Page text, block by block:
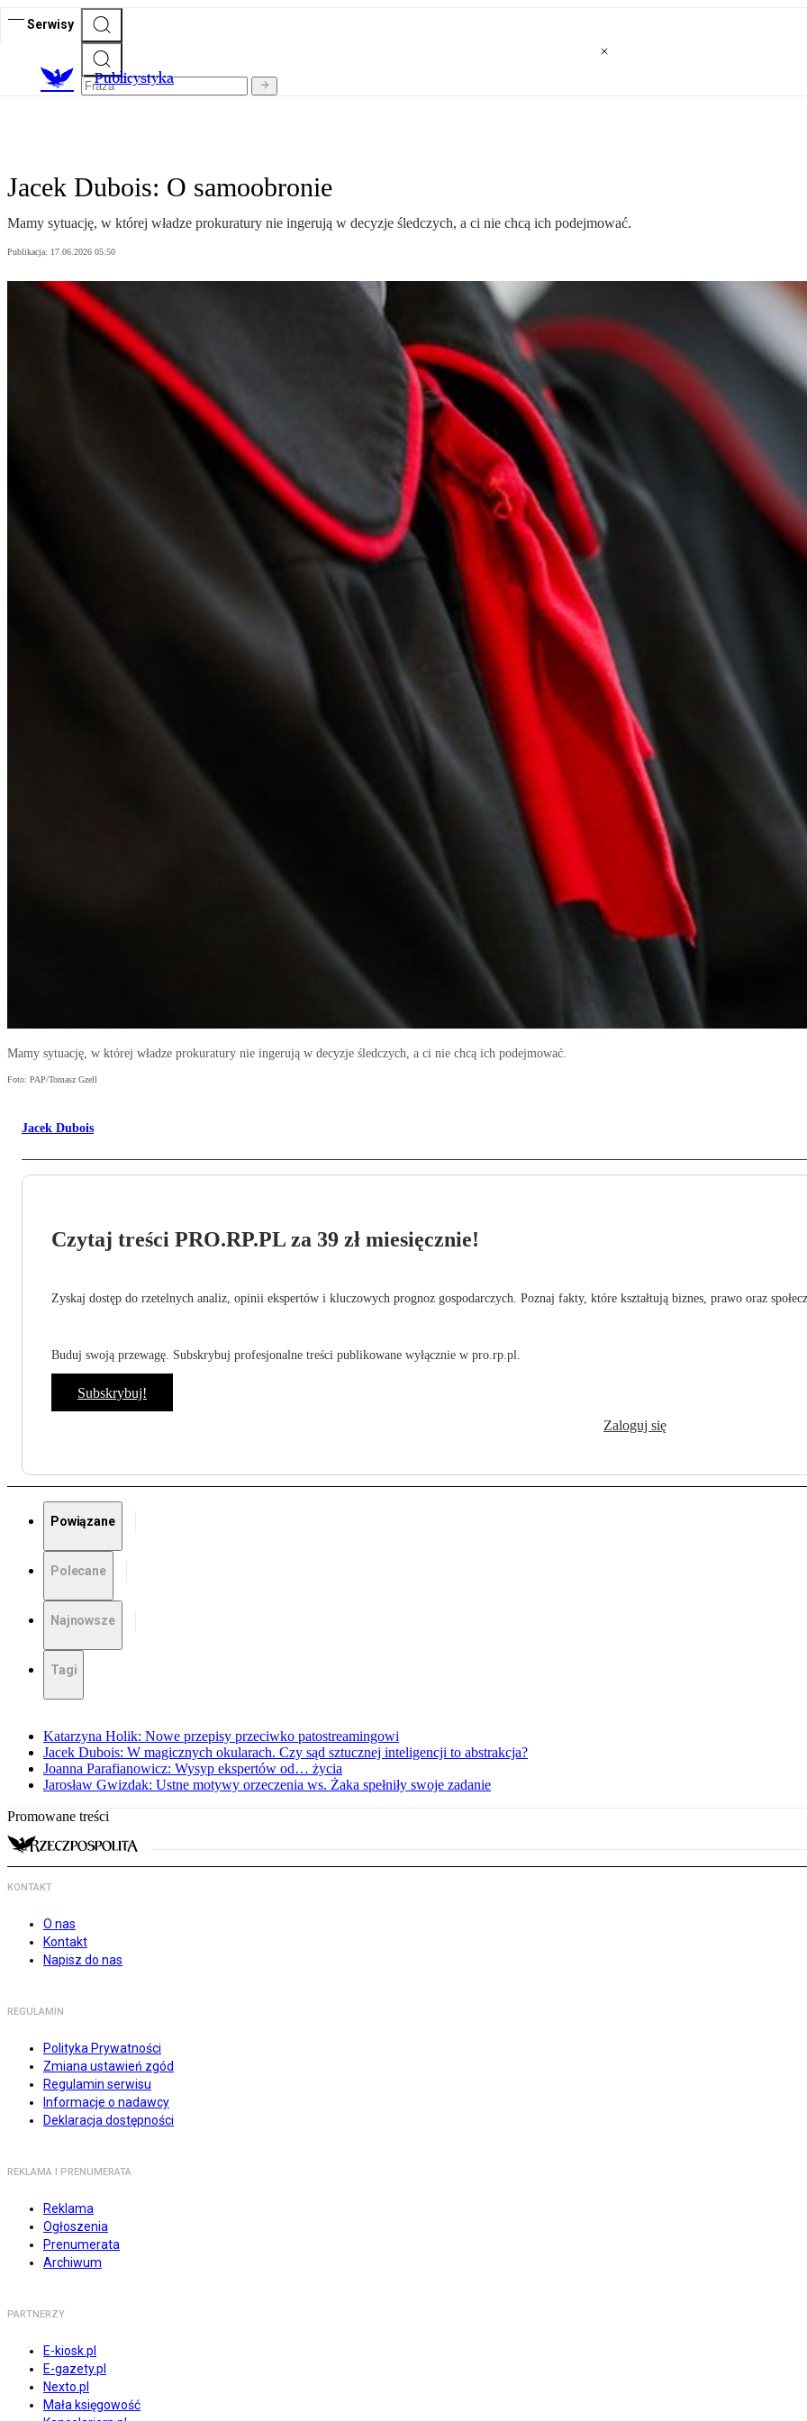
Serwisy
Publicystyka
Jacek Dubois: O samoobronie
Mamy sytuację, w której władze prokuratury nie ingerują w decyzje śledczych, a ci nie chcą ich podejmować.
Publikacja: 17.06.2026 05:50
Mamy sytuację, w której władze prokuratury nie ingerują w decyzje śledczych, a ci nie chcą ich podejmować.
Foto: PAP/Tomasz Gzell
Jacek Dubois
Czytaj treści PRO.RP.PL za 39 zł miesięcznie!
Zyskaj dostęp do rzetelnych analiz, opinii ekspertów i kluczowych prognoz gospodarczych. Poznaj fakty, które kształtują biznes, prawo oraz
Buduj swoją przewagę. Subskrybuj profesjonalne treści publikowane wyłącznie w pro.rp.pl.
Subskrybuj!
Zaloguj się
Powiązane
Polecane
Najnowsze
Tagi
Katarzyna Holik: Nowe przepisy przeciwko patostreamingowi
Jacek Dubois: W magicznych okularach. Czy sąd sztucznej inteligencji to abstrakcja?
Joanna Parafianowicz: Wysyp ekspertów od… życia
Jarosław Gwizdak: Ustne motywy orzeczenia ws. Żaka spełniły swoje zadanie
Promowane treści
KONTAKT
O nas
Kontakt
Napisz do nas
REGULAMIN
Polityka Prywatności
Zmiana ustawień zgód
Regulamin serwisu
Informacje o nadawcy
Deklaracja dostępności
REKLAMA I PRENUMERATA
Reklama
Ogłoszenia
Prenumerata
Archiwum
PARTNERZY
E-kiosk.pl
E-gazety.pl
Nexto.pl
Mała księgowość